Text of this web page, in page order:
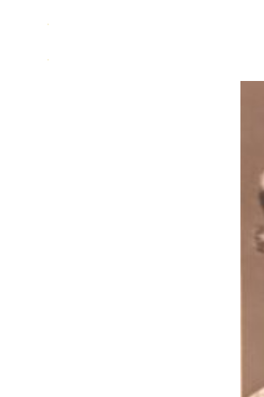
.
.